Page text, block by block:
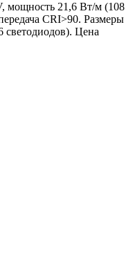
21,6 Вт/м (108
CRI>90. Размеры
светодиодов). Цена